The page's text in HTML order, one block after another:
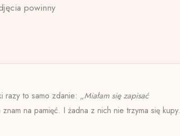
powinny
razy to samo zdanie: „Miałam się zapisać
na pamięć. I żadna z nich nie trzyma się kupy.